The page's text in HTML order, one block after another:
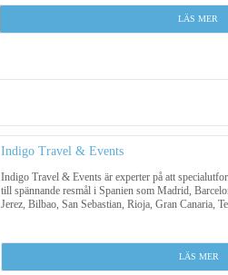
LÄS MER
Indigo Travel & Events
Indigo Travel & Events är experter på att
till spännande resmål i Spanien som Madrid,
Jerez, Bilbao, San Sebastian, Rioja, Gran Canaria,
LÄS MER